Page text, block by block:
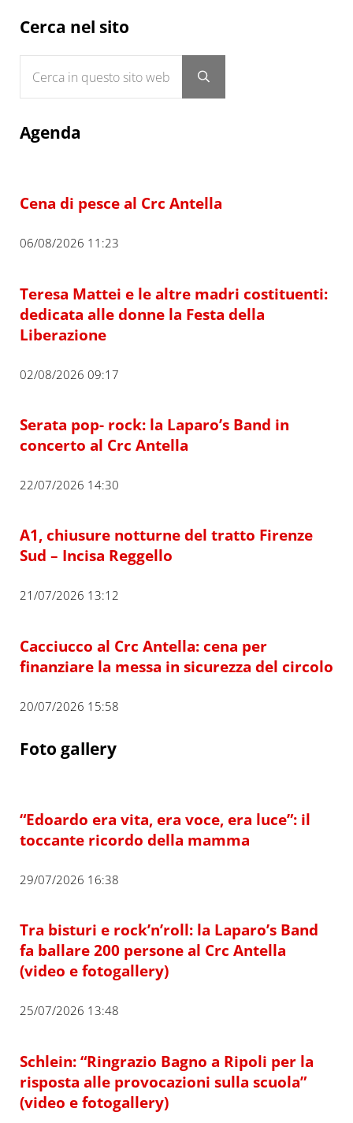
Sidebar
Cerca nel sito
Submit search
Agenda
Cena di pesce al Crc Antella
06/08/2026 11:23
Teresa Mattei e le altre madri costituenti:
dedicata alle donne la Festa della
Liberazione
02/08/2026 09:17
Serata pop- rock: la Laparo’s Band in
concerto al Crc Antella
22/07/2026 14:30
A1, chiusure notturne del tratto Firenze
Sud – Incisa Reggello
21/07/2026 13:12
Cacciucco al Crc Antella: cena per
finanziare la messa in sicurezza del circolo
20/07/2026 15:58
Foto gallery
“Edoardo era vita, era voce, era luce”: il
toccante ricordo della mamma
29/07/2026 16:38
Tra bisturi e rock’n’roll: la Laparo’s Band
fa ballare 200 persone al Crc Antella
(video e fotogallery)
25/07/2026 13:48
Schlein: “Ringrazio Bagno a Ripoli per la
risposta alle provocazioni sulla scuola”
(video e fotogallery)